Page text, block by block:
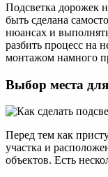
Подсветка дорожек
быть сделана
нюансах и
разбить процесс на
монтажом намного
Выбор места
Перед тем как
участка и
объектов. Есть